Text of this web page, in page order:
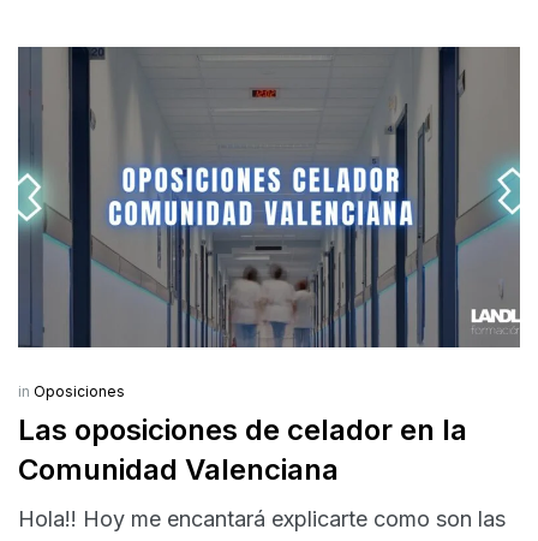
in Oposiciones
Las oposiciones de celador en la
Comunidad Valenciana
Hola!! Hoy me encantará explicarte como son las